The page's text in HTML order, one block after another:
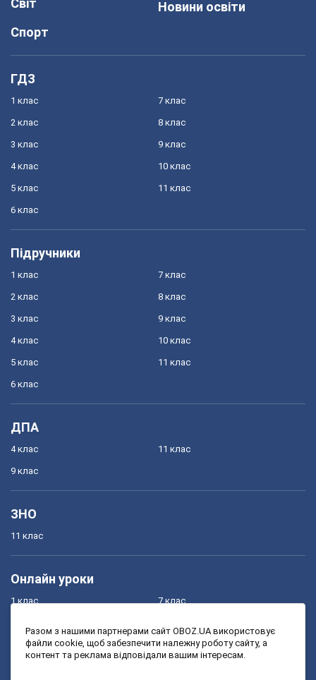
Світ
Спорт
Новини освіти
ГДЗ
1 клас
2 клас
3 клас
4 клас
5 клас
6 клас
7 клас
8 клас
9 клас
10 клас
11 клас
Підручники
1 клас
2 клас
3 клас
4 клас
5 клас
6 клас
7 клас
8 клас
9 клас
10 клас
11 клас
ДПА
4 клас
9 клас
11 клас
ЗНО
11 клас
Онлайн уроки
1 клас
3 клас
7 клас
9 клас
Разом з нашими партнерами сайт OBOZ.UA використовує
файли cookie, щоб забезпечити належну роботу сайту, а
контент та реклама відповідали вашим інтересам.